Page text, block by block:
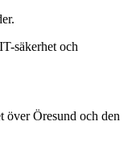
säkerhet och
över Öresund och den